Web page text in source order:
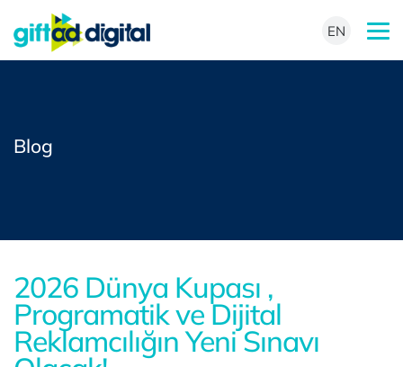
EN
Blog
2026 Dünya Kupası ,
Programatik ve Dijital
Reklamcılığın Yeni Sınavı